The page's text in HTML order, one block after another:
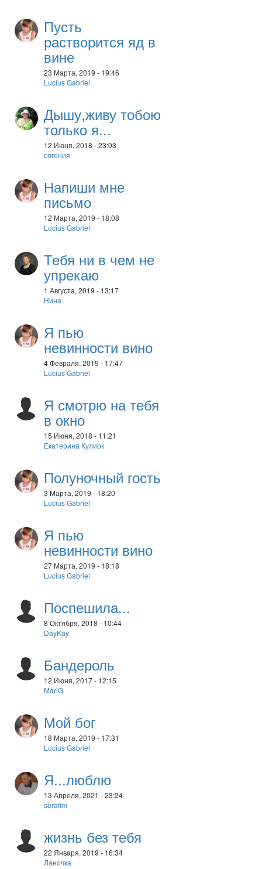
Пусть
растворится яд в
вине
23 Марта, 2019 - 19:46
Lucius Gabriel
Дышу,живу тобою
только я...
12 Июня, 2018 - 23:03
евгения
Напиши мне
письмо
12 Марта, 2019 - 18:08
Lucius Gabriel
Тебя ни в чем не
упрекаю
1 Августа, 2019 - 13:17
Нина
Я пью
невинности вино
4 Февраля, 2019 - 17:47
Lucius Gabriel
Я смотрю на тебя
в окно
15 Июня, 2018 - 11:21
Екатерина Кулиок
Полуночный гость
3 Марта, 2019 - 18:20
Lucius Gabriel
Я пью
невинности вино
27 Марта, 2019 - 18:18
Lucius Gabriel
Поспешила...
8 Октября, 2018 - 10:44
DayKay
Бандероль
12 Июня, 2017 - 12:15
MariG
Мой бог
18 Марта, 2019 - 17:31
Lucius Gabriel
Я...люблю
13 Апреля, 2021 - 23:24
serafim
жизнь без тебя
22 Января, 2019 - 16:34
Ланочка